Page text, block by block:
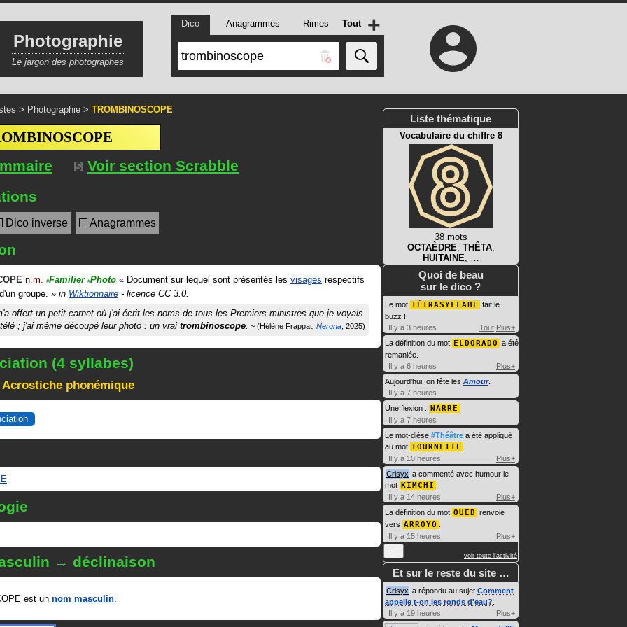
Photographie
Le jargon des photographes
Dico Anagrammes Rimes Tout +
> Photographie > TROMBINOSCOPE
Voir section Scrabble
Dico inverse Anagrammes
n.m. #Familier #Photo « Document sur lequel sont présentés les visages respectifs
groupe. » in Wiktionnaire - licence CC 3.0.
offert un petit carnet où j'ai écrit les noms de tous les Premiers ministres que je voyais
; j'ai même découpé leur photo : un vrai trombinoscope. Hélène Frappat Nerona 2025
(4 syllabes)
Acrostiche phonémique
→ déclinaison
est un nom masculin.
Liste thématique
Vocabulaire du chiffre 8
38 mots
OCTAÈDRE, THÊTA,
HUITAINE, …
Quoi de beau
sur le dico ?
Le mot TÉTRASYLLABE fait le
buzz !
Il y a 3 heures
Tout Plus+
La définition du mot ELDORADO a été
remaniée.
Il y a 6 heures
Plus+
Aujourd'hui, on fête les Amour.
Il y a 7 heures
Une flexion : NARRE
Il y a 7 heures
Le mot-dièse #Théâtre a été appliqué
au mot TOURNETTE
Il y a 10 heures
Plus+
Crisyx a commenté avec humour le
mot KIMCHI
Il y a 14 heures
Plus+
La définition du mot OUED renvoie
vers ARROYO
Il y a 15 heures
Plus+
… voir toute l'activité
Et sur le reste du site …
Crisyx a répondu au sujet Comment
appelle t-on les ronds d'eau?
Il y a 19 heures
Plus+